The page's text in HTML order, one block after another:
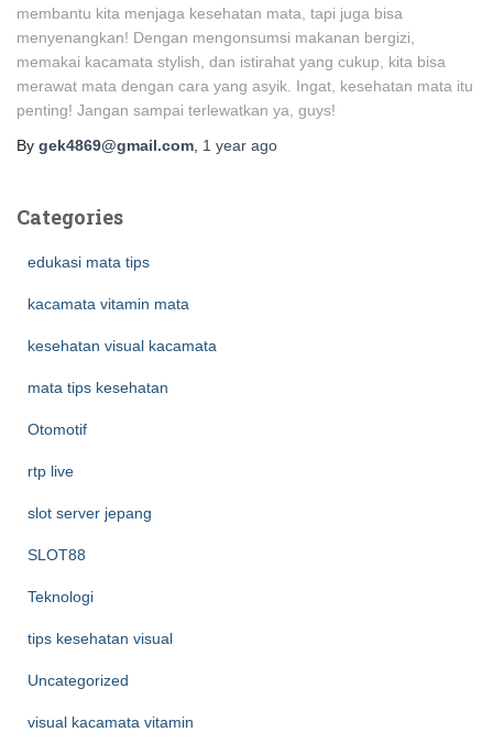
membantu kita menjaga kesehatan mata, tapi juga bisa
menyenangkan! Dengan mengonsumsi makanan bergizi,
memakai kacamata stylish, dan istirahat yang cukup, kita bisa
merawat mata dengan cara yang asyik. Ingat, kesehatan mata itu
penting! Jangan sampai terlewatkan ya, guys!
By gek4869@gmail.com 1 year ago
Categories
edukasi mata tips
kacamata vitamin mata
kesehatan visual kacamata
mata tips kesehatan
Otomotif
rtp live
slot server jepang
SLOT88
Teknologi
tips kesehatan visual
Uncategorized
visual kacamata vitamin